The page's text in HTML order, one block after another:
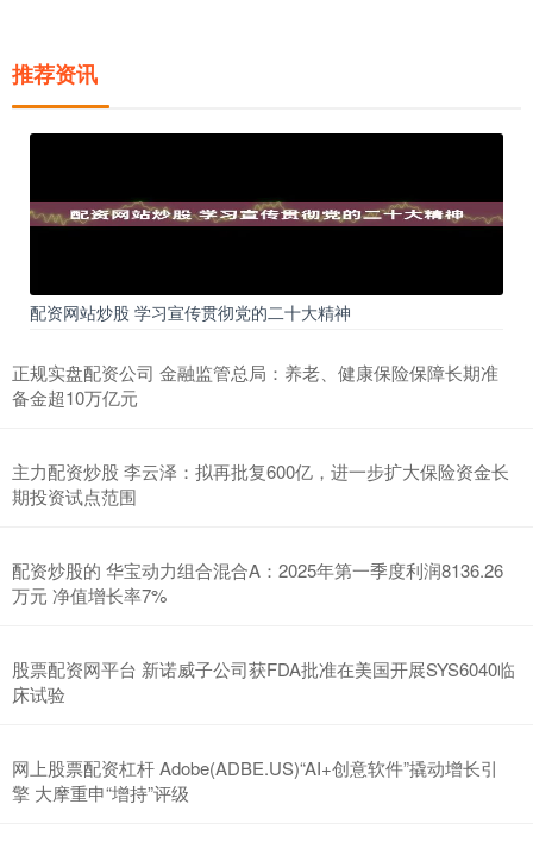
推荐资讯
配资网站炒股 学习宣传贯彻党的二十大精神
正规实盘配资公司 金融监管总局：养老、健康保险保障长期准
备金超10万亿元
主力配资炒股 李云泽：拟再批复600亿，进一步扩大保险资金长
期投资试点范围
配资炒股的 华宝动力组合混合A：2025年第一季度利润8136.26
万元 净值增长率7%
股票配资网平台 新诺威子公司获FDA批准在美国开展SYS6040临
床试验
网上股票配资杠杆 Adobe(ADBE.US)“AI+创意软件”撬动增长引
擎 大摩重申“增持”评级